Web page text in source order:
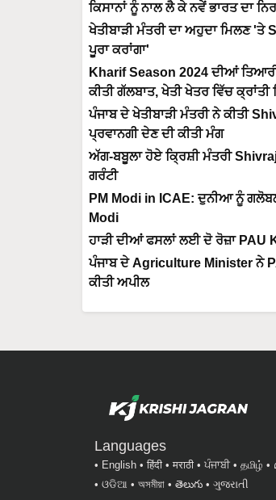
ਕਿਸਾਨਾਂ ਨੂੰ ਨਾਲ ਲੈ ਕੇ ਨਵੇਂ ਭਾਰਤ ਦਾ
ਖੇਤੀਬਾੜੀ ਮੰਤਰੀ ਦਾ ਅਹੁਦਾ ਮਿਲਣ 'ਤੇ
ਪੂਰਾ ਕਰਾਂਗਾ'
Kharif Season 2024 ਦੀਆਂ
ਕੀਤੀ ਗੱਲਬਾਤ, ਖੇਤੀ ਖੇਤਰ ਵਿੱਚ
ਪੰਜਾਬ ਦੇ ਖੇਤੀਬਾੜੀ ਮੰਤਰੀ ਨੇ ਕੀਤੀ
ਪ੍ਰਵਾਨਗੀ ਦੇਣ ਦੀ ਕੀਤੀ ਮੰਗ
ਅੱਗ-ਬਬੂਲਾ ਹੋਏ ਕ੍ਰਿਸ਼ੀ ਮੰਤਰੀ
ਗਰੰਟੀ
PM Modi in ICAE: ਦੁਨੀਆ ਨੂੰ
Modi
ਹਾੜੀ ਦੀਆਂ ਫਸਲਾਂ ਲਈ ਦੋ ਰੋਜ਼ਾ
ਪੰਜਾਬ ਦੇ Agriculture Minister ਨੇ
ਕੀਤੀ ਅਪੀਲ
Languages
English हिंदी मराठी ਪੰਜਾਬੀ தமிழ்
ଓଡିଆ
অসমীয়া తెలుగు ગુજરાતી